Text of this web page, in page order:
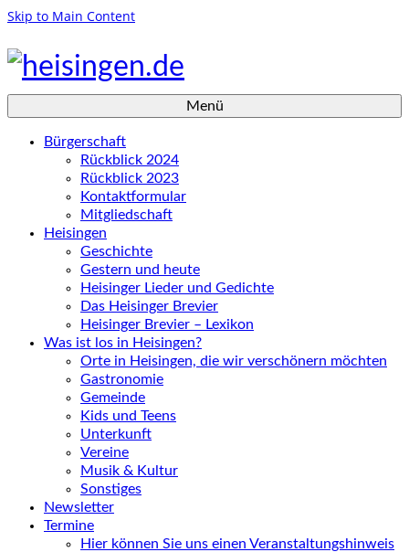
Skip to Main Content
Menü
Bürgerschaft
Rückblick 2024
Rückblick 2023
Kontaktformular
Mitgliedschaft
Heisingen
Geschichte
Gestern und heute
Heisinger Lieder und Gedichte
Das Heisinger Brevier
Heisinger Brevier – Lexikon
Was ist los in Heisingen?
Orte in Heisingen, die wir verschönern möchten
Gastronomie
Gemeinde
Kids und Teens
Unterkunft
Vereine
Musik & Kultur
Sonstiges
Newsletter
Termine
Hier können Sie uns einen Veranstaltungshinweis